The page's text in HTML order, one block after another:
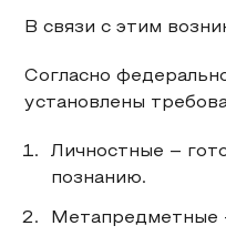
В связи с этим
Согласно
установлены
Личностные –
познанию.
Метапредметные